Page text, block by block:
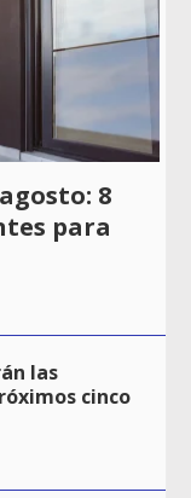
8
para
las
cinco